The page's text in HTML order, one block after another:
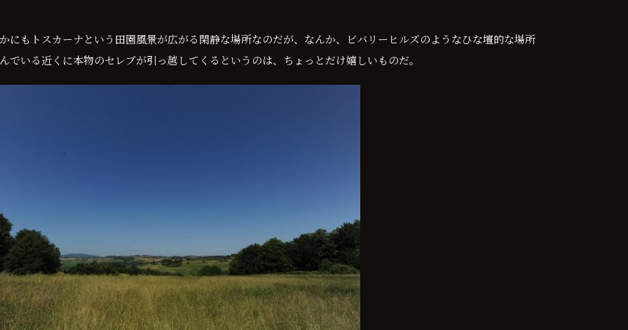
にもトスカーナという田園風景が広がる閑静な場所なのだが、なんか、ビバリーヒルズのようなひな壇的な場所
いる近くに本物のセレブが引っ越してくるというのは、ちょっとだけ嬉しいものだ。